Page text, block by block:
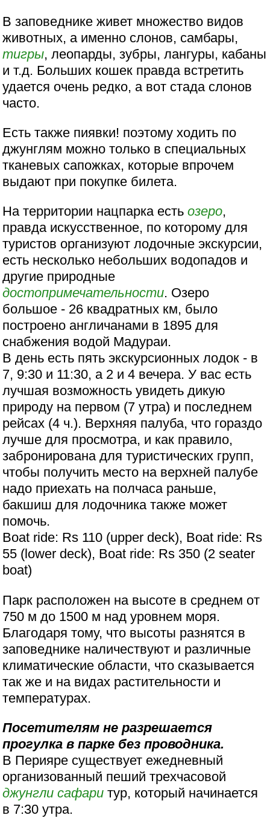
В заповеднике живет множество видов
животных, а именно слонов, самбары,
тигры, леопарды, зубры, лангуры, кабаны
и т.д. Больших кошек правда встретить
удается очень редко, а вот стада слонов
часто.
Есть также пиявки! поэтому ходить по
джунглям можно только в специальных
тканевых сапожках, которые впрочем
выдают при покупке билета.
На территории нацпарка естьозеро,
правда искусственное, по которому для
туристов организуют лодочные экскурсии,
есть несколько небольших водопадов и
другие природные
достопримечательности. Озеро
большое - 26 квадратных км, было
построено англичанами в 1895 для
снабжения водой Мадураи.
В день есть пять экскурсионных лодок - в
7, 9:30 и 11:30, а 2 и 4 вечера. У вас есть
лучшая возможность увидеть дикую
природу на первом (7 утра) и последнем
рейсах (4 ч.). Верхняя палуба, что гораздо
лучше для просмотра, и как правило,
забронирована для туристических групп,
чтобы получить место на верхней палубе
надо приехать на полчаса раньше,
бакшиш для лодочника также может
помочь.
Boat ride: Rs 110 (upper deck), Boat ride: Rs
55 (lower deck), Boat ride: Rs 350 (2 seater
boat)
Парк расположен на высоте в среднем от
750 м до 1500 м над уровнем моря.
Благодаря тому, что высоты разнятся в
заповеднике наличествуют и различные
климатические области, что сказывается
так же и на видах растительности и
температурах.
Посетителям не разрешается
прогулка в парке без проводника.
В Перияре существует ежедневный
организованный пеший трехчасовой
джунгли сафари тур, который начинается
в 7:30 утра.